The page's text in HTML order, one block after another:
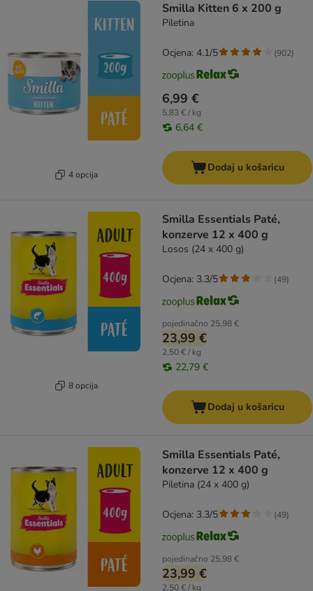
4 opcija
Smilla Kitten 6 x 200 g
Piletina
6,99 €
5,83 € / kg
6,64 €
Ocjena: 4.1/5 (902)
Dodaj u košaricu
8 opcija
Smilla Essentials Paté,
konzerve 12 x 400 g
Losos (24 x 400 g)
pojedinačno 25,98 €
23,99 €
2,50 € / kg
22,79 €
Ocjena: 3.3/5 (49)
Dodaj u košaricu
Smilla Essentials Paté,
konzerve 12 x 400 g
Piletina (24 x 400 g)
pojedinačno 25,98 €
23,99 €
2,50 € / kg
Ocjena: 3.3/5 (49)